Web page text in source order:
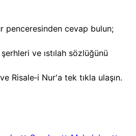
penceresinden cevap bulun;
ve ıstılah sözlüğünü
Risale‑i Nur'a tek tıkla ulaşın.
Hesabı